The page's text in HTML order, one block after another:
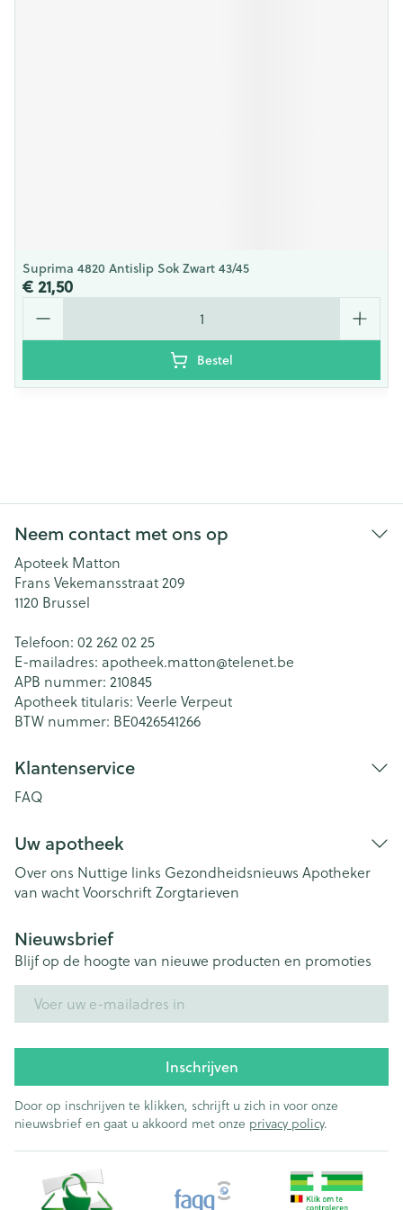
Suprima 4820 Antislip Sok Zwart 43/45
€ 21,50
Aantal
Bestel
Neem contact met ons op
Apoteek Matton
Frans Vekemansstraat 209
1120 Brussel
Telefoon: 02 262 02 25
E-mailadres: apotheek.matton@telenet.be
APB nummer: 210845
Apotheek titularis: Veerle Verpeut
BTW nummer: BE0426541266
Klantenservice
FAQ
Uw apotheek
Over ons Nuttige links Gezondheidsnieuws Apotheker
van wachtVoorschriftZorgtarieven
Nieuwsbrief
Blijf op de hoogte van nieuwe producten en promoties
Inschrijven
Door op inschrijven te klikken, schrijft u zich in voor onze
nieuwsbrief en gaat u akkoord met onze privacy policy.